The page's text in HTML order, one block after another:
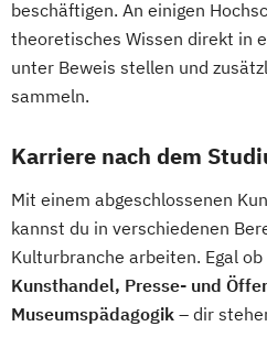
beschäftigen. An einigen
theoretisches Wissen direkt in
unter Beweis stellen und
sammeln.
Karriere nach dem
Mit einem abgeschlossenen
kannst du in verschiedenen
Kulturbranche arbeiten. Egal ob
Kunsthandel, Presse- und
Museumspädagogik – dir